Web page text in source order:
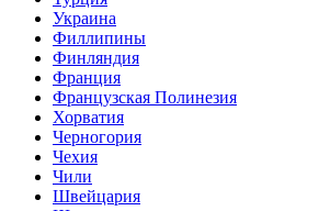
Украина
Филлипины
Финляндия
Франция
Французская Полинезия
Хорватия
Черногория
Чехия
Чили
Швейцария